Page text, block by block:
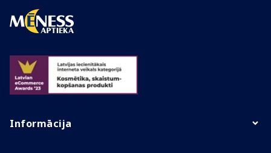
Informācija